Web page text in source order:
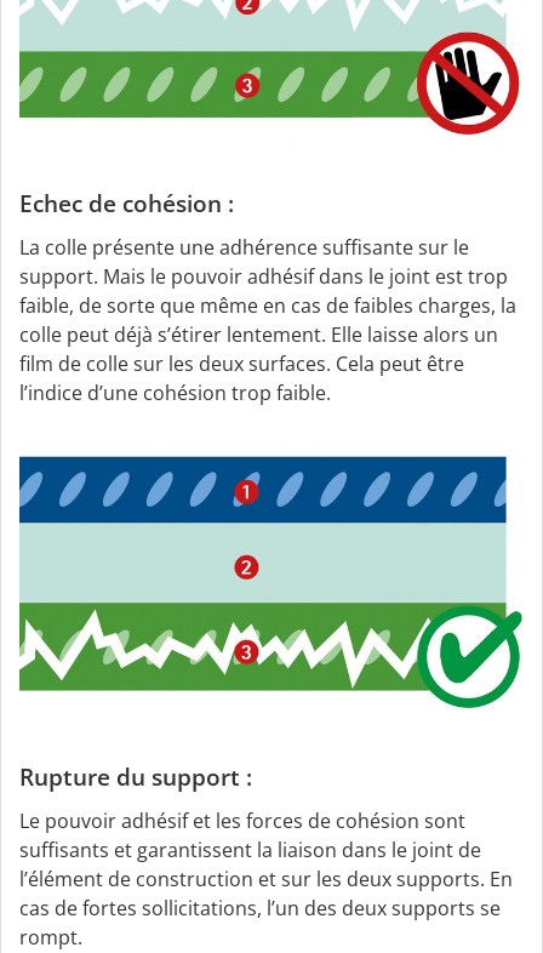
Echec de cohésion :
La colle présente une adhérence suffisante sur le
support. Mais le pouvoir adhésif dans le joint est trop
faible, de sorte que même en cas de faibles charges, la
colle peut déjà s’étirer lentement. Elle laisse alors un
film de colle sur les deux surfaces. Cela peut être
l’indice d’une cohésion trop faible.
Rupture du support :
Le pouvoir adhésif et les forces de cohésion sont
suffisants et garantissent la liaison dans le joint de
l’élément de construction et sur les deux supports. En
cas de fortes sollicitations, l’un des deux supports se
rompt.